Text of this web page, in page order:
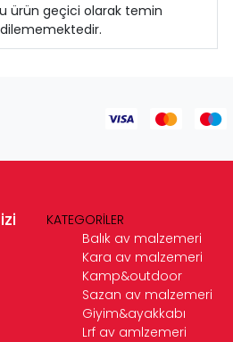
ürün geçici olarak temin
KATEGORİLER
Balık av malzemeri
Kara av malzemeri
Kamp&outdoor
Sazan av malzemeri
Giyim&ayakkabı
Lrf av amlzemeri